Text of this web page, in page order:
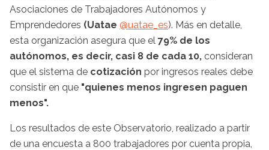
Asociaciones de Trabajadores Autónomos y
Emprendedores (Uatae @uatae_es). Más en detalle,
esta organización asegura que el 79% de los
autónomos, es decir, casi 8 de cada 10, consideran
que el sistema de cotización por ingresos reales debe
consistir en que "quienes menos ingresen paguen
menos".
Los resultados de este Observatorio, realizado a partir
de una encuesta a 800 trabajadores por cuenta propia,